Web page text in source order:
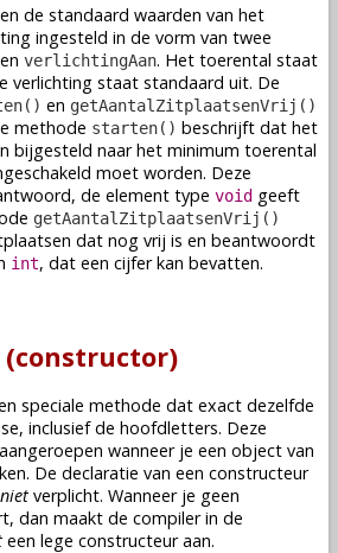
de standaard waarden van het
ingesteld in de vorm van twee
en verlichtingAan. Het toerental staat
verlichting staat standaard uit. De
en getAantalZitplaatsenVrij()
methode starten() beschrijft dat het
bijgesteld naar het minimum toerental
moet worden. Deze
de element type void geeft
getAantalZitplaatsenVrij()
dat nog vrij is en beantwoordt
int, dat een cijfer kan bevatten.
speciale methode dat exact dezelfde
, inclusief de hoofdletters. Deze
wanneer je een object van
De declaratie van een constructeur
niet verplicht. Wanneer je geen
, dan maakt de compiler in de
een lege constructeur aan.